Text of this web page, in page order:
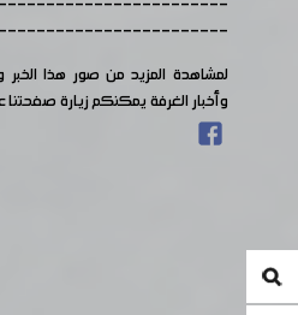
لمشاهدة المزيد من صور هذا
وأخبار الغرفة يمكنكم زيارة